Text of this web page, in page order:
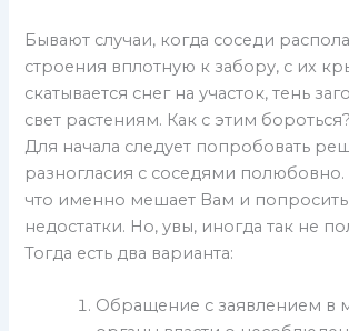
Бывают случаи, когда соседи
строения вплотную к забору, с их
скатывается снег на участок, тень
свет растениям. Как с этим бороться?
Для начала следует попробовать
разногласия с соседями полюбовно.
что именно мешает Вам и попросить
недостатки. Но, увы, иногда так не
Тогда есть два варианта:
Обращение с заявлением в